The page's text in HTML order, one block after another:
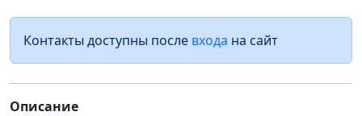
Контакты доступны после входа на сайт
Описание